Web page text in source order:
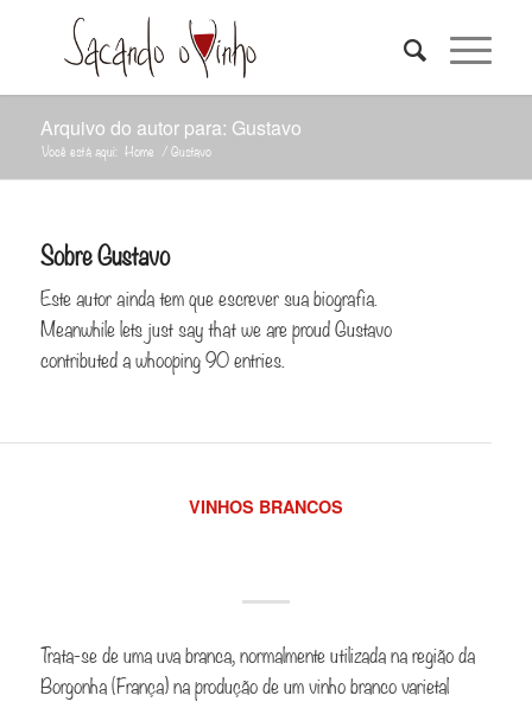
Arquivo do autor para: Gustavo
Você está aqui: Home /Gustavo
SobreGustavo
Este autor ainda tem que escrever sua biografia.
Meanwhile lets just say that we are proudGustavo
contributed a whooping 90 entries.
VINHOS BRANCOS
Trata-se de uma uva branca, normalmente utilizada na região da
Borgonha (França) na produção de um vinho branco varietal